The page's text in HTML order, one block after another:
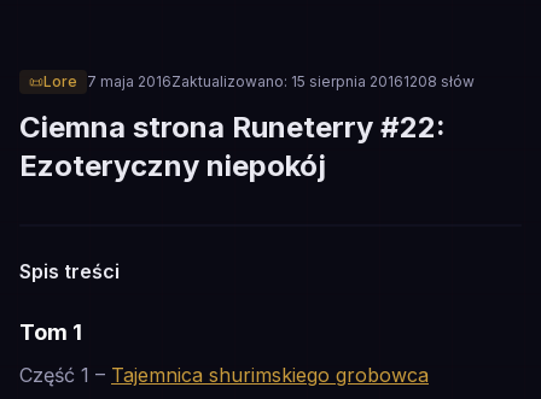
📜Lore 7 maja 2016Zaktualizowano: 15 sierpnia 20161208 słów
Ciemna strona Runeterry #22:
Ezoteryczny niepokój
📜
Spis treści
Tom 1
Część 1 – Tajemnica shurimskiego grobowca